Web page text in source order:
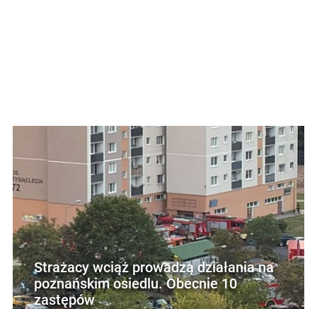
Strażacy wciąż prowadzą działania na
poznańskim osiedlu. Obecnie 10
zastępów